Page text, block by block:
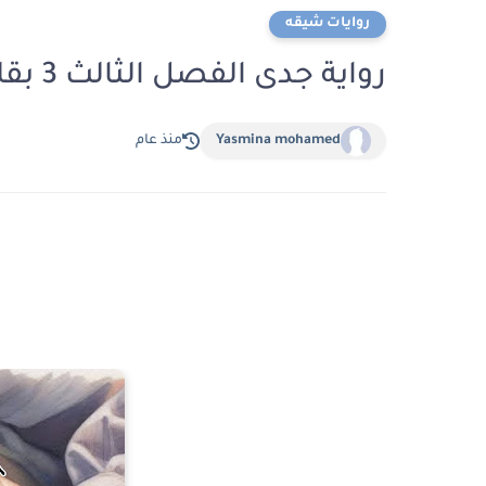
روايات شيقه
رواية جدى الفصل الثالث 3 بقلم اسماعيل موسي
Yasmina mohamed منذ عام